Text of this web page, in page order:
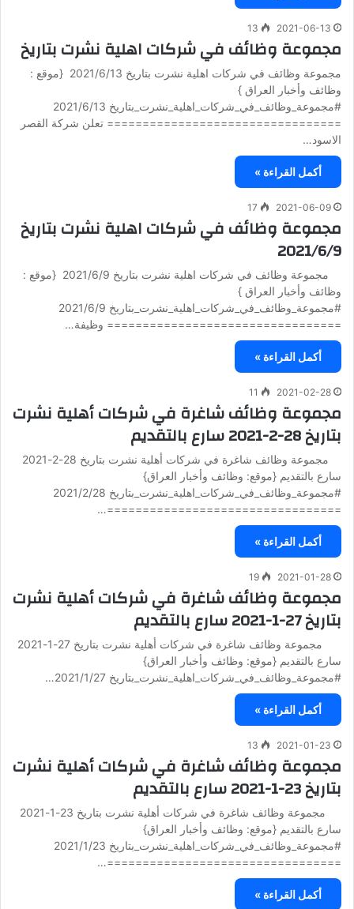
2021-06-13
13
مجموعة وظائف في شركات اهلية نشرت بتاريخ
مجموعة وظائف في شركات اهلية نشرت بتاريخ 2021/6/13 {موقع :
وظائف وأخبار العراق }
#مجموعة_وظائف_في_شركات_اهلية_نشرت_بتاريخ 2021/6/13
================================= تعلن شركة القصر
الاسود…
أكمل القراءة »
2021-06-09
17
مجموعة وظائف في شركات اهلية نشرت بتاريخ
2021/6/9
مجموعة وظائف في شركات اهلية نشرت بتاريخ 2021/6/9 {موقع :
وظائف وأخبار العراق }
#مجموعة_وظائف_في_شركات_اهلية_نشرت_بتاريخ 2021/6/9
================================= وظيفة…
أكمل القراءة »
2021-02-28
11
مجموعة وظائف شاغرة في شركات أهلية نشرت
بتاريخ 28-2-2021 سارع بالتقديم
مجموعة وظائف شاغرة في شركات أهلية نشرت بتاريخ 28-2-2021
سارع بالتقديم {موقع: وظائف وأخبار العراق}
#مجموعة_وظائف_في_شركات_اهلية_نشرت_بتاريخ 2021/2/28
=================================…
أكمل القراءة »
2021-01-28
19
مجموعة وظائف شاغرة في شركات أهلية نشرت
بتاريخ 27-1-2021 سارع بالتقديم
مجموعة وظائف شاغرة في شركات أهلية نشرت بتاريخ 27-1-2021
سارع بالتقديم {موقع: وظائف وأخبار العراق}
#مجموعة_وظائف_في_شركات_اهلية_نشرت_بتاريخ 2021/1/27…
أكمل القراءة »
2021-01-23
13
مجموعة وظائف شاغرة في شركات أهلية نشرت
بتاريخ 23-1-2021 سارع بالتقديم
مجموعة وظائف شاغرة في شركات أهلية نشرت بتاريخ 23-1-2021
سارع بالتقديم {موقع: وظائف وأخبار العراق}
#مجموعة_وظائف_في_شركات_اهلية_نشرت_بتاريخ 2021/1/23
=================================…
أكمل القراءة »